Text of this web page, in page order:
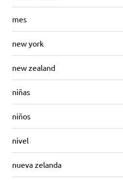
mes
new york
new zealand
niñas
niños
nivel
nueva zelanda